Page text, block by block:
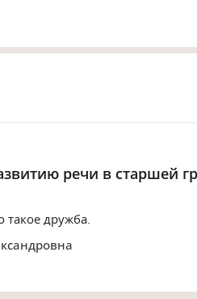
речи в старшей
такое дружба.